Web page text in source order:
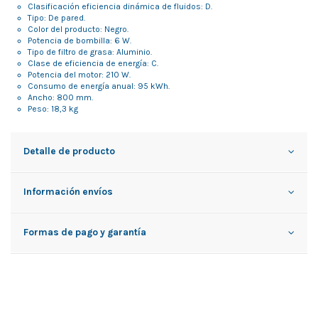
Clasificación eficiencia dinámica de fluidos: D.
Tipo: De pared.
Color del producto: Negro.
Potencia de bombilla: 6 W.
Tipo de filtro de grasa: Aluminio.
Clase de eficiencia de energía: C.
Potencia del motor: 210 W.
Consumo de energía anual: 95 kWh.
Ancho: 800 mm.
Peso: 18,3 kg
Detalle de producto
Información envíos
Formas de pago y garantía